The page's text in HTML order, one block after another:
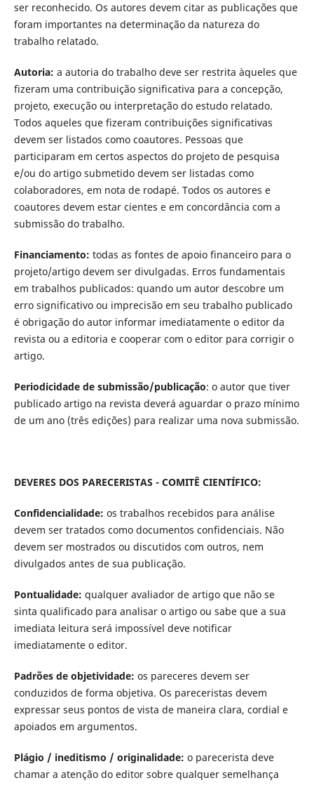
ser reconhecido. Os autores devem citar as publicações que
foram importantes na determinação da natureza do
trabalho relatado.
Autoria: a autoria do trabalho deve ser restrita àqueles que
fizeram uma contribuição significativa para a concepção,
projeto, execução ou interpretação do estudo relatado.
Todos aqueles que fizeram contribuições significativas
devem ser listados como coautores. Pessoas que
participaram em certos aspectos do projeto de pesquisa
e/ou do artigo submetido devem ser listadas como
colaboradores, em nota de rodapé. Todos os autores e
coautores devem estar cientes e em concordância com a
submissão do trabalho.
Financiamento: todas as fontes de apoio financeiro para o
projeto/artigo devem ser divulgadas. Erros fundamentais
em trabalhos publicados: quando um autor descobre um
erro significativo ou imprecisão em seu trabalho publicado
é obrigação do autor informar imediatamente o editor da
revista ou a editoria e cooperar com o editor para corrigir o
artigo.
Periodicidade de submissão/publicação: o autor que tiver
publicado artigo na revista deverá aguardar o prazo mínimo
de um ano (três edições) para realizar uma nova submissão.
DEVERES DOS PARECERISTAS - COMITÊ CIENTÍFICO:
Confidencialidade: os trabalhos recebidos para análise
devem ser tratados como documentos confidenciais. Não
devem ser mostrados ou discutidos com outros, nem
divulgados antes de sua publicação.
Pontualidade: qualquer avaliador de artigo que não se
sinta qualificado para analisar o artigo ou sabe que a sua
imediata leitura será impossível deve notificar
imediatamente o editor.
Padrões de objetividade: os pareceres devem ser
conduzidos de forma objetiva. Os pareceristas devem
expressar seus pontos de vista de maneira clara, cordial e
apoiados em argumentos.
Plágio / ineditismo / originalidade: o parecerista deve
chamar a atenção do editor sobre qualquer semelhança